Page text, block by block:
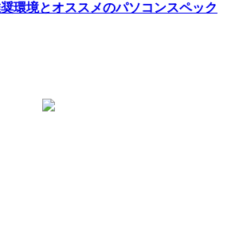
環境とオススメのパソコンスペック